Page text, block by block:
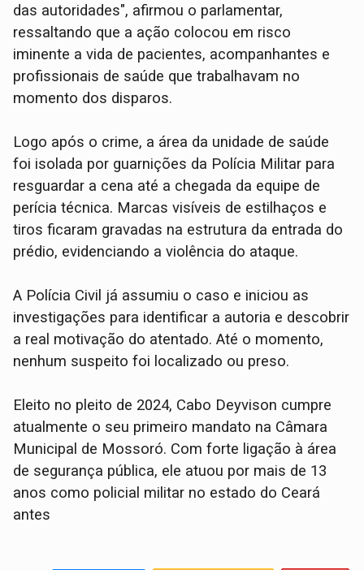
das autoridades", afirmou o parlamentar,
ressaltando que a ação colocou em risco
iminente a vida de pacientes, acompanhantes e
profissionais de saúde que trabalhavam no
momento dos disparos.
​Logo após o crime, a área da unidade de saúde
foi isolada por guarnições da Polícia Militar para
resguardar a cena até a chegada da equipe de
perícia técnica. Marcas visíveis de estilhaços e
tiros ficaram gravadas na estrutura da entrada do
prédio, evidenciando a violência do ataque.
​A Polícia Civil já assumiu o caso e iniciou as
investigações para identificar a autoria e descobrir
a real motivação do atentado. Até o momento,
nenhum suspeito foi localizado ou preso.
​Eleito no pleito de 2024, Cabo Deyvison cumpre
atualmente o seu primeiro mandato na Câmara
Municipal de Mossoró. Com forte ligação à área
de segurança pública, ele atuou por mais de 13
anos como policial militar no estado do Ceará
antes